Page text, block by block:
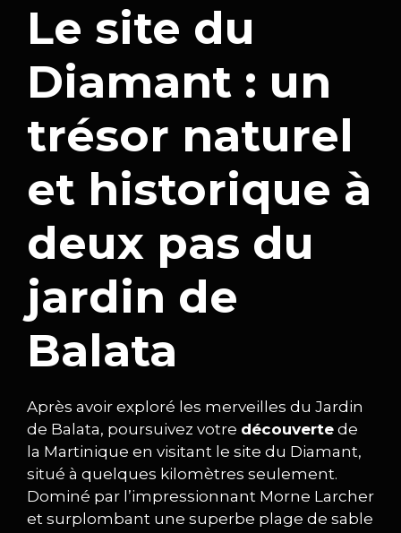
Le site du
Diamant : un
trésor naturel
et historique à
deux pas du
jardin de
Balata
Après avoir exploré les merveilles du Jardin
de Balata, poursuivez votre découverte de
la Martinique en visitant le site du Diamant,
situé à quelques kilomètres seulement.
Dominé par l’impressionnant Morne Larcher
et surplombant une superbe plage de sable